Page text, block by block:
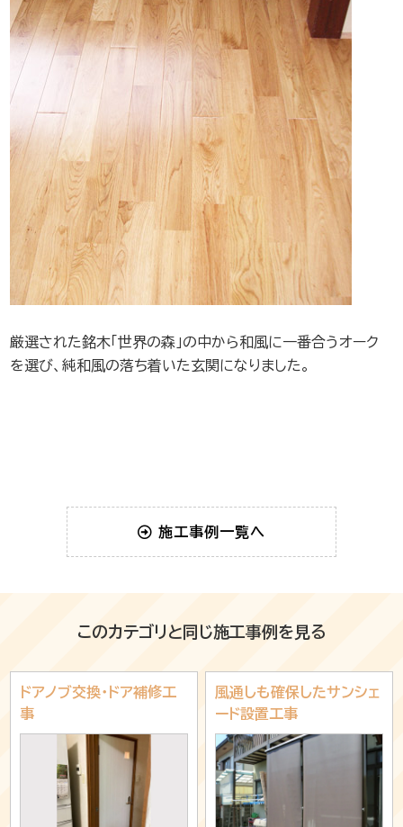
厳選された銘木「世界の森」の中から和風に一番合うオーク
を選び、純和風の落ち着いた玄関になりました。
施工事例一覧へ
このカテゴリと同じ施工事例を見る
ドアノブ交換・ドア補修工
事
風通しも確保したサンシェ
ード設置工事